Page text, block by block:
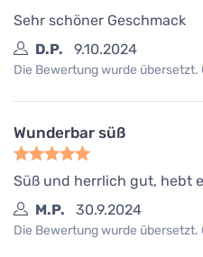
Sehr schöner Geschmack
D.P.
9.10.2024
Die Bewertung wurde übersetzt.
Wunderbar süß
Süß und herrlich gut, hebt
M.P.
30.9.2024
Die Bewertung wurde